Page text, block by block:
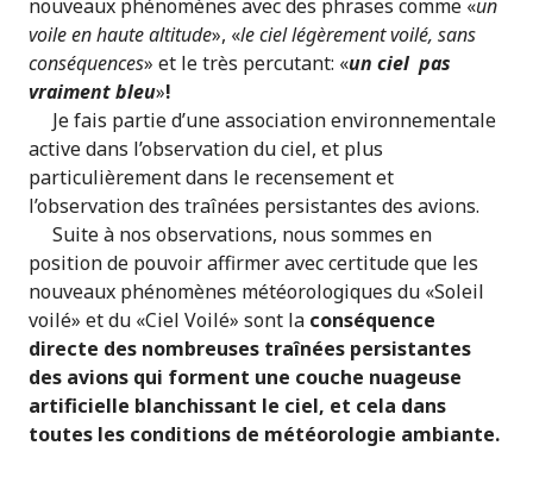
nouveaux phénomènes avec des phrases comme «un
voile en haute altitude», «le ciel légèrement voilé, sans
conséquences» et le très percutant: «un ciel pas
vraiment bleu»!
Je fais partie d’une association environnementale
active dans l’observation du ciel, et plus
particulièrement dans le recensement et
l’observation des traînées persistantes des avions.
Suite à nos observations, nous sommes en
position de pouvoir affirmer avec certitude que les
nouveaux phénomènes météorologiques du «Soleil
voilé» et du «Ciel Voilé» sont la conséquence
directe des nombreuses traînées persistantes
des avions qui forment une couche nuageuse
artificielle blanchissant le ciel, et cela dans
toutes les conditions de météorologie ambiante.